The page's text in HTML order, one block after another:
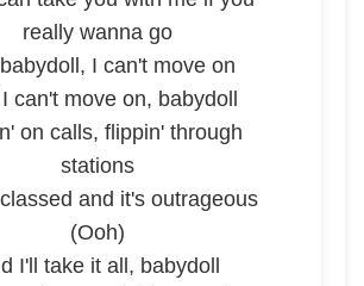
really wanna go
I can't move on
can't move on, babydoll
on calls, flippin' through
stations
and it's outrageous
(Ooh)
I'll take it all, babydoll